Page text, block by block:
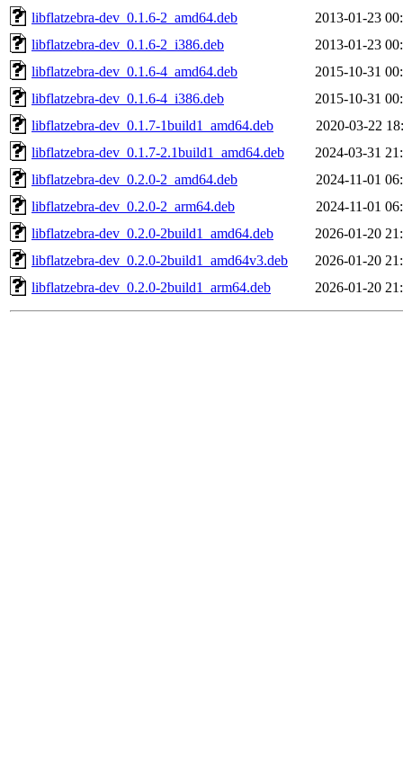
libflatzebra-dev_0.1.6-2_amd64.deb
2013-01-23
libflatzebra-dev_0.1.6-2_i386.deb
2013-01-23
libflatzebra-dev_0.1.6-4_amd64.deb
2015-10-31
libflatzebra-dev_0.1.6-4_i386.deb
2015-10-31
libflatzebra-dev_0.1.7-1build1_amd64.deb
2020-03-22
libflatzebra-dev_0.1.7-2.1build1_amd64.deb
2024-03-31
libflatzebra-dev_0.2.0-2_amd64.deb
2024-11-01
libflatzebra-dev_0.2.0-2_arm64.deb
2024-11-01
libflatzebra-dev_0.2.0-2build1_amd64.deb
2026-01-20
libflatzebra-dev_0.2.0-2build1_amd64v3.deb
2026-01-20
libflatzebra-dev_0.2.0-2build1_arm64.deb
2026-01-20